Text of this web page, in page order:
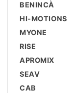
BENINCÀ
HI-MOTIONS
MYONE
RISE
APROMIX
SEAV
CAB